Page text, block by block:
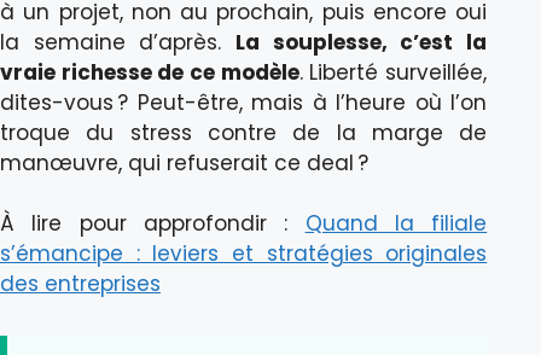
à un projet, non au prochain, puis encore oui
la semaine d’après. La souplesse, c’est la
vraie richesse de ce modèle. Liberté surveillée,
dites-vous ? Peut-être, mais à l’heure où l’on
troque du stress contre de la marge de
manœuvre, qui refuserait ce deal ?
À lire pour approfondir : Quand la filiale
s’émancipe : leviers et stratégies originales
des entreprises